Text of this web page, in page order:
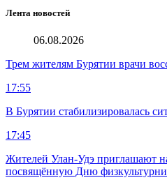
Лента новостей
06.08.2026
Трем жителям Бурятии врачи
17:55
В Бурятии стабилизировалась
17:45
Жителей Улан-Удэ приглашают
посвящённую Дню